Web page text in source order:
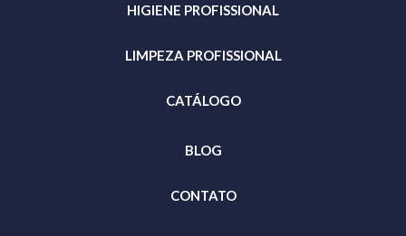
HIGIENE PROFISSIONAL
LIMPEZA PROFISSIONAL
CATÁLOGO
BLOG
CONTATO